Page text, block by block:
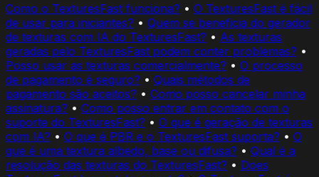
Como o TexturesFast funciona? • O TexturesFast é fácil
de usar para iniciantes? • Quem se beneficia do gerador
de texturas com IA do TexturesFast? • As texturas
geradas pelo TexturesFast podem conter problemas? •
Posso usar as texturas comercialmente? • O processo
de pagamento é seguro? • Quais métodos de
pagamento são aceitos? • Como posso cancelar minha
assinatura? • Como posso entrar em contato com o
suporte do TexturesFast? • O que é geração de texturas
com IA? • O que é PBR e o TexturesFast suporta? • O
que é uma textura albedo, base ou difusa? • Qual é a
resolução das texturas do TexturesFast? • Does